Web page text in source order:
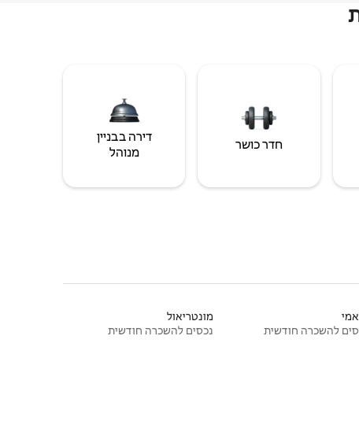
חדר כושר
דירה בבניין
מנוהל
להשכרה חודשית
מונטריאול
נכסים להשכרה חודשית